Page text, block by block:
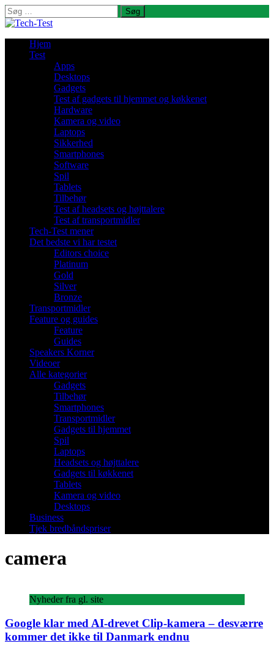
Søg
efter:
Hjem
Test
Apps
Desktops
Gadgets
Test af gadgets til hjemmet og køkkenet
Hardware
Kamera og video
Laptops
Sikkerhed
Smartphones
Software
Spil
Tablets
Tilbehør
Test af headsets og højttalere
Test af transportmidler
Tech-Test mener
Det bedste vi har testet
Editors choice
Platinum
Gold
Silver
Bronze
Transportmidler
Feature og guides
Feature
Guides
Speakers Korner
Videoer
Alle kategorier
Gadgets
Tilbehør
Smartphones
Transportmidler
Gadgets til hjemmet
Spil
Laptops
Headsets og højttalere
Gadgets til køkkenet
Tablets
Kamera og video
Desktops
Business
Tjek bredbåndspriser
camera
Nyheder fra gl. site
Google klar med AI-drevet Clip-kamera – desværre
kommer det ikke til Danmark endnu